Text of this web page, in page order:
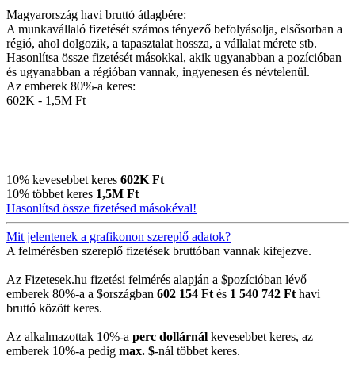
Magyarország havi bruttó átlagbére:
A munkavállaló fizetését számos tényező befolyásolja, elsősorban a
régió, ahol dolgozik, a tapasztalat hossza, a vállalat mérete stb.
Hasonlítsa össze fizetését másokkal, akik ugyanabban a pozícióban
és ugyanabban a régióban vannak, ingyenesen és névtelenül.
Az emberek 80%-a keres:
602K - 1,5M Ft
10% kevesebbet keres 602K Ft
10% többet keres 1,5M Ft
Hasonlítsd össze fizetésed másokéval!
Mit jelentenek a grafikonon szereplő adatok?
A felmérésben szereplő fizetések bruttóban vannak kifejezve.
Az Fizetesek.hu fizetési felmérés alapján a $pozícióban lévő
emberek 80%-a a $országban 602 154 Ft és 1 540 742 Ft havi
bruttó között keres.
Az alkalmazottak 10%-a perc dollárnál kevesebbet keres, az
emberek 10%-a pedig max. $-nál többet keres.